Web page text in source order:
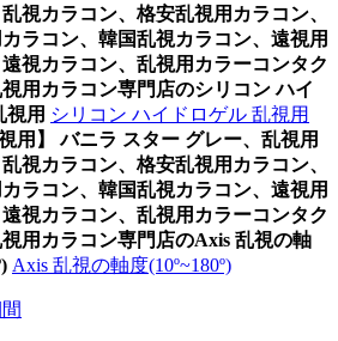
視カラコン、格安乱視用カラコン、
ラコン、韓国乱視カラコン、遠視用
視カラコン、乱視用カラーコンタク
視用カラコン専門店のシリコン ハイ
視用 シリコン ハイドロゲル 乱視用
視用】 バニラ スター グレー、乱視用
視カラコン、格安乱視用カラコン、
ラコン、韓国乱視カラコン、遠視用
視カラコン、乱視用カラーコンタク
視用カラコン専門店のAxis 乱視の軸
Axis 乱視の軸度(10º~180º)